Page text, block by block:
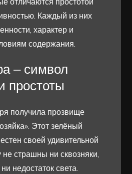
Каждый из них
характер и
содержания.
– символ
простоты
получила прозвище
Этот зелёный
своей удивительной
страшны ни сквозняки,
недостаток света.